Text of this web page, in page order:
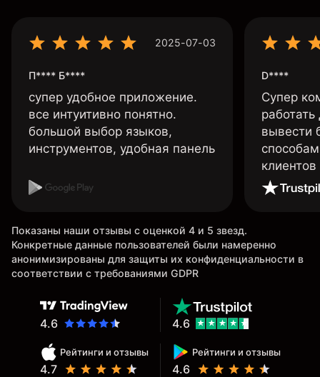
2025-07-03
П**** Б****
супер удобное приложение.
все интуитивно понятно.
большой выбор языков,
инструментов, удобная панель
D****
Супер
вывести
Показаны наши отзывы с оценкой 4 и 5 звезд.
Конкретные данные пользователей были намеренно
анонимизированы для защиты их конфиденциальности в
соответствии с требованиями GDPR
4.6
Рейтинги и отзывы
4.7
Рейтинги и отзывы
4.6
4.6